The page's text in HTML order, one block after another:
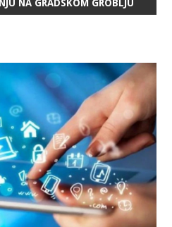
NA GRADSKOM GROBLJU